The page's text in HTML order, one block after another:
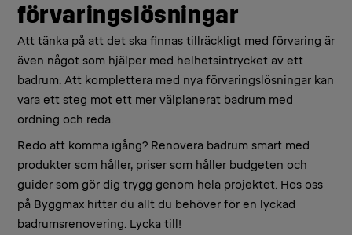
förvaringslösningar
Att tänka på att det ska finnas tillräckligt med förvaring är
även något som hjälper med helhetsintrycket av ett
badrum. Att komplettera med nya förvaringslösningar kan
vara ett steg mot ett mer välplanerat badrum med
ordning och reda.
Redo att komma igång? Renovera badrum smart med
produkter som håller, priser som håller budgeten och
guider som gör dig trygg genom hela projektet. Hos oss
på Byggmax hittar du allt du behöver för en lyckad
badrumsrenovering. Lycka till!